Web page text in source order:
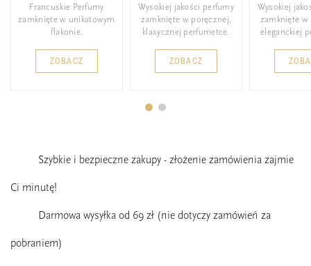
Francuskie Perfumy
zamknięte w unikatowym
flakonie.
ZOBACZ
Wysokiej jakości perfumy
zamknięte w poręcznej,
klasycznej perfumetce.
ZOBACZ
Wysokiej
zamknięte w
eleganckiej
Szybkie i bezpieczne zakupy - złożenie zamówienia zajmie
Ci minutę!
Darmowa wysyłka od 69 zł (nie dotyczy zamówień za
pobraniem)